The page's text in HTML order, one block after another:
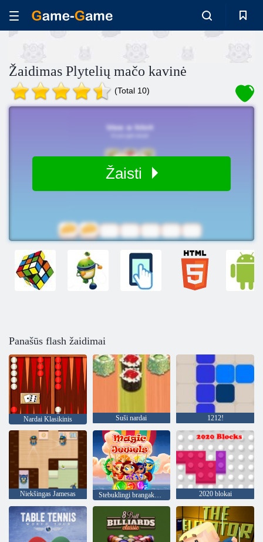
Žaidimas Plytelių mačo kavinė
(Total 10)
Žaisti
Panašūs flash žaidimai
Nardai Klasikinis Suši nardai 1212!
Niekšingas Jamesas Stebuklingi brangakmeniai 2020 blokai